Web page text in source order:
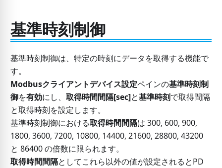
基準時刻制御
基準時刻制御は、特定の時刻にデータを取得する機能で
す。
Modbusクライアントデバイス設定ペインの基準時刻制
御を有効にし、 取得時間間隔[sec]と基準時刻で取得間隔
と取得時刻を設定します。
基準時刻制御における取得時間間隔は 300, 600, 900,
1800, 3600, 7200, 10800, 14400, 21600, 28800, 43200
と 86400 の倍数に限られます。
取得時間間隔としてこれら以外の値が設定されるとPD